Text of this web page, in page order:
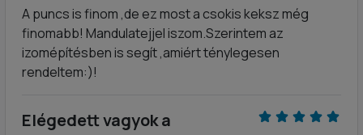
A puncs is finom ,de ez most a csokis keksz még
finomabb! Mandulatejjel iszom.Szerintem az
izomépítésben is segít ,amiért ténylegesen
rendeltem:)!
Elégedett vagyok a